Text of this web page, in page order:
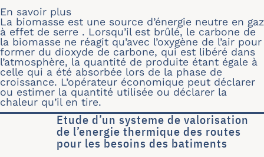
En savoir plus
La biomasse est une source d’énergie neutre en gaz
à effet de serre . Lorsqu’il est brûlé, le carbone de
la biomasse ne réagit qu’avec l’oxygène de l’air pour
former du dioxyde de carbone, qui est libéré dans
l’atmosphère, la quantité de produite étant égale à
celle qui a été absorbée lors de la phase de
croissance. L’opérateur économique peut déclarer
ou estimer la quantité utilisée ou déclarer la
chaleur qu’il en tire.
Etude d’un systeme de valorisation
de l’energie thermique des routes
pour les besoins des batiments